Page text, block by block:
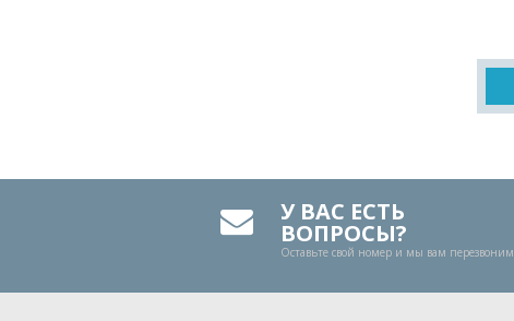
У ВАС ЕСТЬ
ВОПРОСЫ?
Оставьте свой номер и мы вам перезвоним